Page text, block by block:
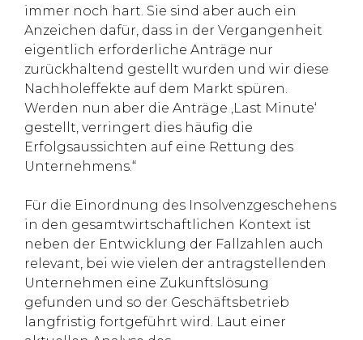
immer noch hart. Sie sind aber auch ein
Anzeichen dafür, dass in der Vergangenheit
eigentlich erforderliche Anträge nur
zurückhaltend gestellt wurden und wir diese
Nachholeffekte auf dem Markt spüren.
Werden nun aber die Anträge ‚Last Minute‘
gestellt, verringert dies häufig die
Erfolgsaussichten auf eine Rettung des
Unternehmens.“
Für die Einordnung des Insolvenzgeschehens
in den gesamtwirtschaftlichen Kontext ist
neben der Entwicklung der Fallzahlen auch
relevant, bei wie vielen der antragstellenden
Unternehmen eine Zukunftslösung
gefunden und so der Geschäftsbetrieb
langfristig fortgeführt wird. Laut einer